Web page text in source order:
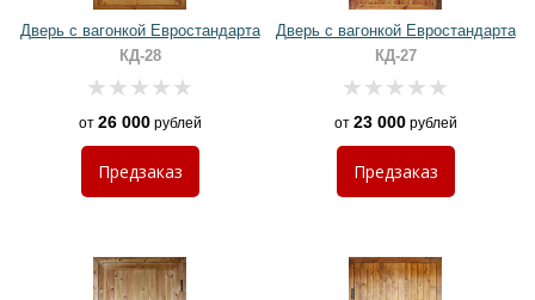
Дверь с вагонкой Евростандарта
КД-28
от 26 000рублей
Предзаказ
Дверь с вагонкой Евростандарта
КД-27
от 23 000рублей
Предзаказ